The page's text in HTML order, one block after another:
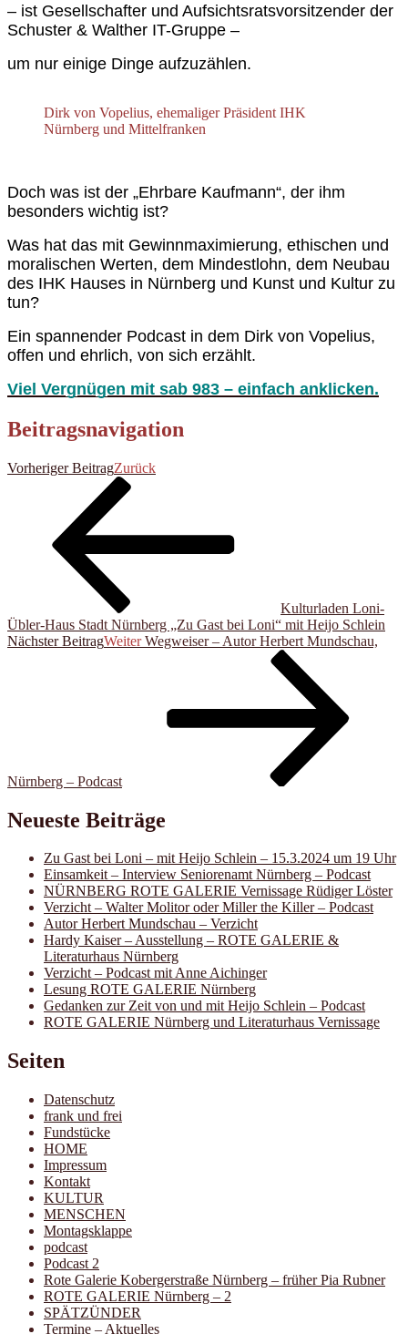
– ist Gesellschafter und Aufsichtsratsvorsitzender der
Schuster & Walther IT-Gruppe –
um nur einige Dinge aufzuzählen.
Dirk von Vopelius, ehemaliger Präsident IHK
Nürnberg und Mittelfranken
Doch was ist der „Ehrbare Kaufmann“, der ihm
besonders wichtig ist?
Was hat das mit Gewinnmaximierung, ethischen und
moralischen Werten, dem Mindestlohn, dem Neubau
des IHK Hauses in Nürnberg und Kunst und Kultur zu
tun?
Ein spannender Podcast in dem Dirk von Vopelius,
offen und ehrlich, von sich erzählt.
Viel Vergnügen mit sab 983 – einfach anklicken.
Beitragsnavigation
Vorheriger BeitragZurück
Kulturladen Loni-
Übler-Haus Stadt Nürnberg „Zu Gast bei Loni“ mit Heijo Schlein
Nächster BeitragWeiter Wegweiser – Autor Herbert Mundschau,
Nürnberg – Podcast
Neueste Beiträge
Zu Gast bei Loni – mit Heijo Schlein – 15.3.2024 um 19 Uhr
Einsamkeit – Interview Seniorenamt Nürnberg – Podcast
NÜRNBERG ROTE GALERIE Vernissage Rüdiger Löster
Verzicht – Walter Molitor oder Miller the Killer – Podcast
Autor Herbert Mundschau – Verzicht
Hardy Kaiser – Ausstellung – ROTE GALERIE &
Literaturhaus Nürnberg
Verzicht – Podcast mit Anne Aichinger
Lesung ROTE GALERIE Nürnberg
Gedanken zur Zeit von und mit Heijo Schlein – Podcast
ROTE GALERIE Nürnberg und Literaturhaus Vernissage
Seiten
Datenschutz
frank und frei
Fundstücke
HOME
Impressum
Kontakt
KULTUR
MENSCHEN
Montagsklappe
podcast
Podcast 2
Rote Galerie Kobergerstraße Nürnberg – früher Pia Rubner
ROTE GALERIE Nürnberg – 2
SPÄTZÜNDER
Termine – Aktuelles